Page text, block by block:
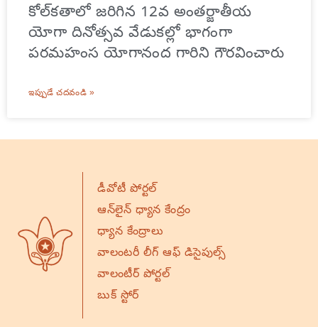
కోల్‌కతాలో జరిగిన 12వ అంతర్జాతీయ
యోగా దినోత్సవ వేడుకల్లో భాగంగా
పరమహంస యోగానంద గారిని గౌరవించారు
ఇప్పుడే చదవండి »
డీవోటీ పోర్టల్
ఆన్‌లైన్ ధ్యాన కేంద్రం
ధ్యాన కేంద్రాలు
వాలంటరీ లీగ్ ఆఫ్ డిసైపుల్స్
వాలంటీర్ పోర్టల్
బుక్ స్టోర్